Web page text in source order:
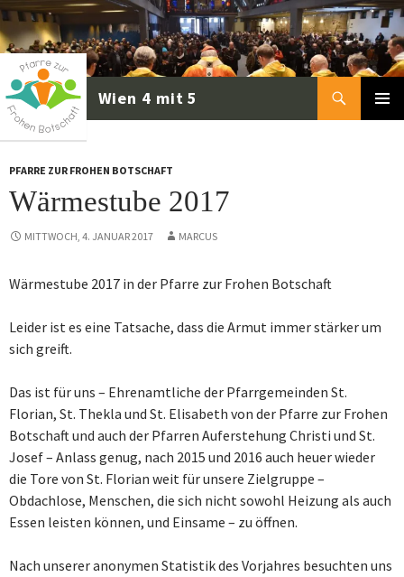
Zum
Inhalt
springen
Suchen
PFARRE ZUR FROHEN BOTSCHAFT
Wärmestube 2017
MITTWOCH, 4. JANUAR 2017 MARCUS
Wärmestube 2017 in der Pfarre zur Frohen Botschaft
Leider ist es eine Tatsache, dass die Armut immer stärker um
sich greift.
Das ist für uns – Ehrenamtliche der Pfarrgemeinden St.
Florian, St. Thekla und St. Elisabeth von der Pfarre zur Frohen
Botschaft und auch der Pfarren Auferstehung Christi und St.
Josef – Anlass genug, nach 2015 und 2016 auch heuer wieder
die Tore von St. Florian weit für unsere Zielgruppe –
Obdachlose, Menschen, die sich nicht sowohl Heizung als auch
Essen leisten können, und Einsame – zu öffnen.
Nach unserer anonymen Statistik des Vorjahres besuchten uns